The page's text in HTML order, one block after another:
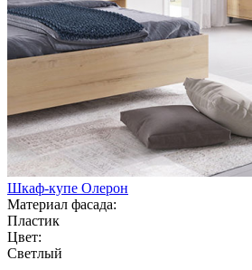
Шкаф-купе Олерон
Материал фасада:
Пластик
Цвет:
Светлый